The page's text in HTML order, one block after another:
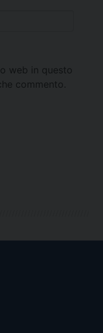
web in questo
commento.